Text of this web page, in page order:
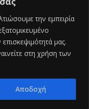
την εμπειρία
μας.
στη χρήση των
Αποδοχή